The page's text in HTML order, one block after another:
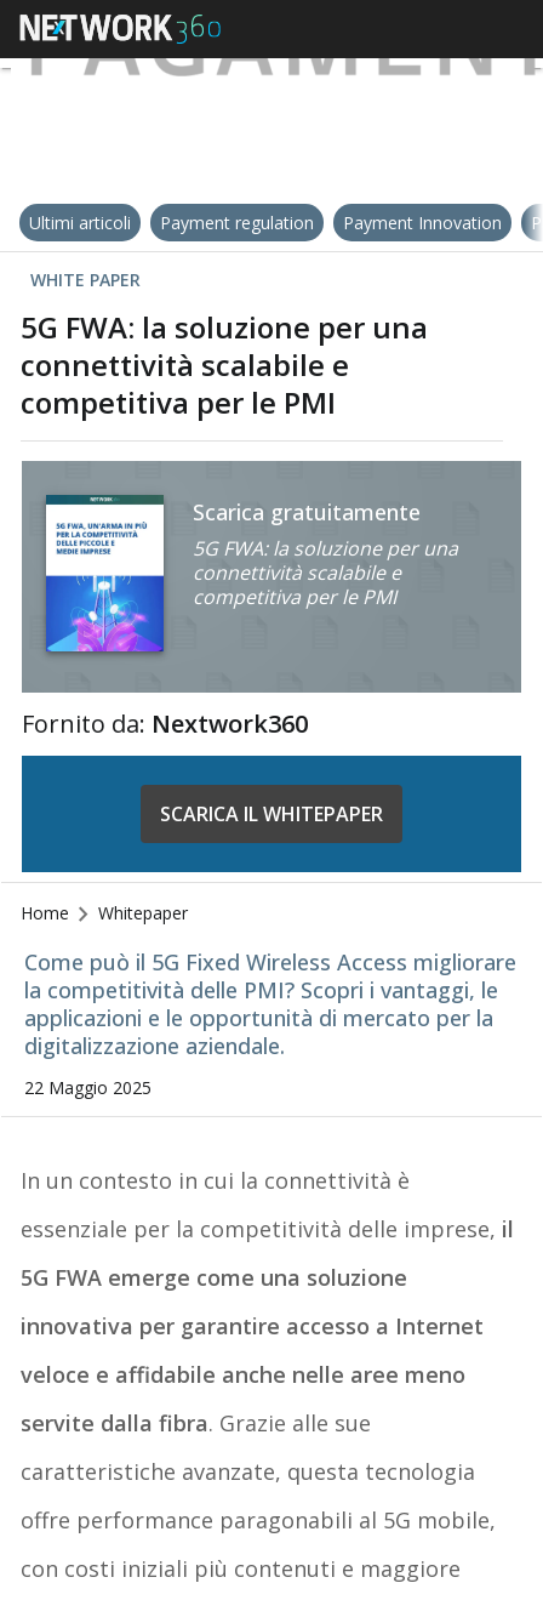
Ultimi articoli Payment regulation Payment Innovation
WHITE PAPER
5G FWA: la soluzione per una
connettività scalabile e
competitiva per le PMI
Scarica gratuitamente
5G FWA: la soluzione per una
connettività scalabile e
competitiva per le PMI
Fornito da: Nextwork360
SCARICA IL WHITEPAPER
Home Whitepaper
Come può il 5G Fixed Wireless Access migliorare
la competitività delle PMI? Scopri i vantaggi, le
applicazioni e le opportunità di mercato per la
digitalizzazione aziendale.
22 Maggio 2025
In un contesto in cui la connettività è
essenziale per la competitività delle imprese, il
5G FWA emerge come una soluzione
innovativa per garantire accesso a Internet
veloce e affidabile anche nelle aree meno
servite dalla fibra. Grazie alle sue
caratteristiche avanzate, questa tecnologia
offre performance paragonabili al 5G mobile,
con costi iniziali più contenuti e maggiore